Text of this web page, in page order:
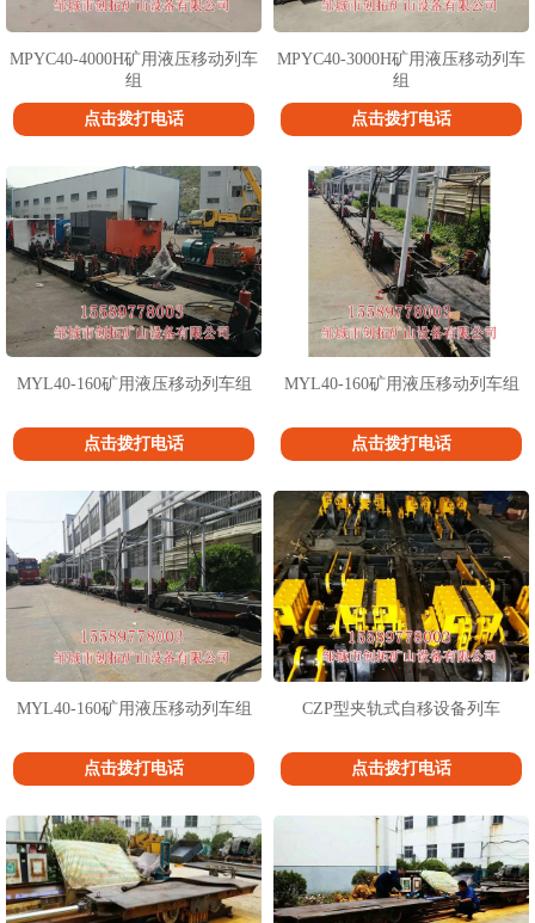
MPYC40-4000H矿用液压移动列车
组
点击拨打电话
MPYC40-3000H矿用液压移动列车
组
点击拨打电话
MYL40-160矿用液压移动列车组
点击拨打电话
MYL40-160矿用液压移动列车组
点击拨打电话
MYL40-160矿用液压移动列车组
点击拨打电话
CZP型夹轨式自移设备列车
点击拨打电话